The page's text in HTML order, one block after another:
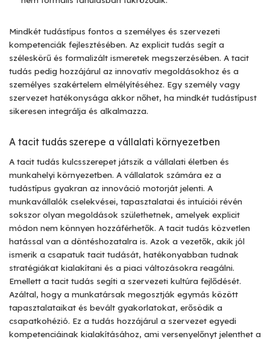
Mindkét tudástípus fontos a személyes és szervezeti
kompetenciák fejlesztésében. Az explicit tudás segít a
széleskörű és formalizált ismeretek megszerzésében. A tacit
tudás pedig hozzájárul az innovatív megoldásokhoz és a
személyes szakértelem elmélyítéséhez. Egy személy vagy
szervezet hatékonysága akkor nőhet, ha mindkét tudástípust
sikeresen integrálja és alkalmazza.
A tacit tudás szerepe a vállalati környezetben
A tacit tudás kulcsszerepet játszik a vállalati életben és
munkahelyi környezetben. A vállalatok számára ez a
tudástípus gyakran az innováció motorját jelenti. A
munkavállalók cselekvései, tapasztalatai és intuíciói révén
sokszor olyan megoldások születhetnek, amelyek explicit
módon nem könnyen hozzáférhetők. A tacit tudás közvetlen
hatással van a döntéshozatalra is. Azok a vezetők, akik jól
ismerik a csapatuk tacit tudását, hatékonyabban tudnak
stratégiákat kialakítani és a piaci változásokra reagálni.
Emellett a tacit tudás segíti a szervezeti kultúra fejlődését.
Azáltal, hogy a munkatársak megosztják egymás között
tapasztalataikat és bevált gyakorlatokat, erősödik a
csapatkohézió. Ez a tudás hozzájárul a szervezet egyedi
kompetenciáinak kialakításához, ami versenyelőnyt jelenthet a